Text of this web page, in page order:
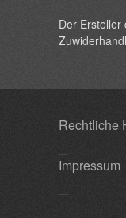
Der Ersteller
Rechtliche
Impressum